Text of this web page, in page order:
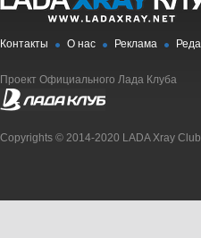
Контакты О нас Реклама
Проект Официального Лада Клуба
Copyrights © 2014-2020 LADA Xray